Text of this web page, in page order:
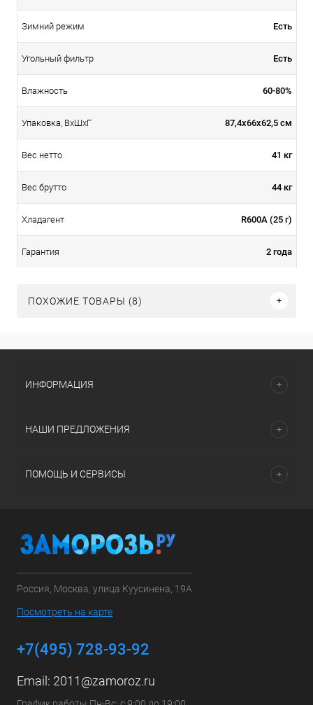
Зимний режим Есть
Угольный фильтр Есть
Влажность 60-80%
Упаковка, ВxШxГ 87,4х66х62,5 см
Вес нетто 41 кг
Вес брутто 44 кг
Хладагент R600A (25 г)
Гарантия 2 года
ПОХОЖИЕ ТОВАРЫ (8)
ИНФОРМАЦИЯ
НАШИ ПРЕДЛОЖЕНИЯ
ПОМОЩЬ И СЕРВИСЫ
Россия, Москва, улица Куусинена, 19А
Посмотреть на карте
+7(495) 728-93-92
Email: 2011@zamoroz.ru